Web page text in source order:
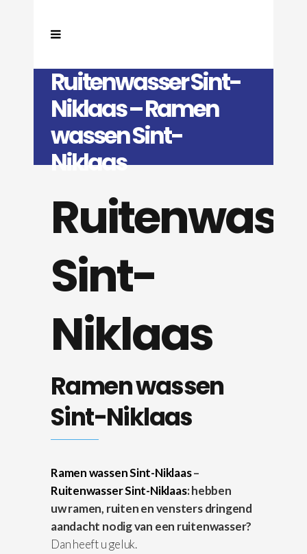
Ruitenwasser Sint-
Niklaas – Ramen
wassen Sint-
Niklaas
Sint-
Niklaas
Ramen wassen
Sint-Niklaas
Ramen wassen Sint-Niklaas–
Ruitenwasser Sint-Niklaas: hebben
uw ramen, ruiten en vensters dringend
aandacht nodig van een ruitenwasser?
Dan heeft u geluk.